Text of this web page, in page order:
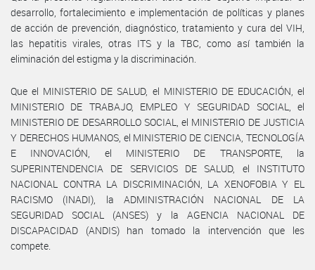
desarrollo, fortalecimiento e implementación de políticas y planes
de acción de prevención, diagnóstico, tratamiento y cura del VIH,
las hepatitis virales, otras ITS y la TBC, como así también la
eliminación del estigma y la discriminación.
Que el MINISTERIO DE SALUD, el MINISTERIO DE EDUCACIÓN, el
MINISTERIO DE TRABAJO, EMPLEO Y SEGURIDAD SOCIAL, el
MINISTERIO DE DESARROLLO SOCIAL, el MINISTERIO DE JUSTICIA
Y DERECHOS HUMANOS, el MINISTERIO DE CIENCIA, TECNOLOGÍA
E INNOVACIÓN, el MINISTERIO DE TRANSPORTE, la
SUPERINTENDENCIA DE SERVICIOS DE SALUD, el INSTITUTO
NACIONAL CONTRA LA DISCRIMINACIÓN, LA XENOFOBIA Y EL
RACISMO (INADI), la ADMINISTRACIÓN NACIONAL DE LA
SEGURIDAD SOCIAL (ANSES) y la AGENCIA NACIONAL DE
DISCAPACIDAD (ANDIS) han tomado la intervención que les
compete.